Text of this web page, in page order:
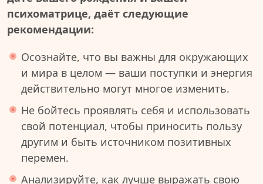
психоматрице, даёт следующие
рекомендации:
Осознайте, что вы важны для окружающих
и мира в целом — ваши поступки и энергия
действительно могут многое изменить.
Не бойтесь проявлять себя и использовать
свой потенциал, чтобы приносить пользу
другим и быть источником позитивных
перемен.
Анализируйте, как лучше выражать свою